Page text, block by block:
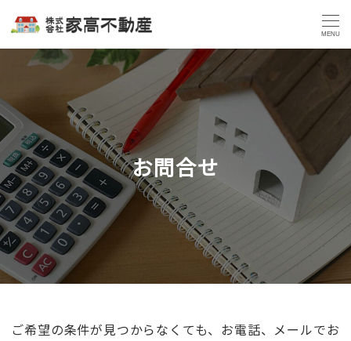
MENU
お問合せ
ご希望の条件が見つからなくても、お電話、メールでお